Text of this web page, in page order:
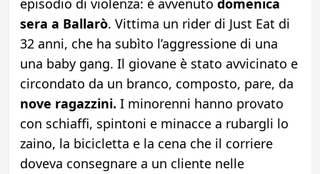
episodio di violenza: è avvenuto domenica
sera a Ballarò. Vittima un rider di Just Eat di
32 anni, che ha subìto l’aggressione di una
una baby gang. Il giovane è stato avvicinato e
circondato da un branco, composto, pare, da
nove ragazzini. I minorenni hanno provato
con schiaffi, spintoni e minacce a rubargli lo
zaino, la bicicletta e la cena che il corriere
doveva consegnare a un cliente nelle